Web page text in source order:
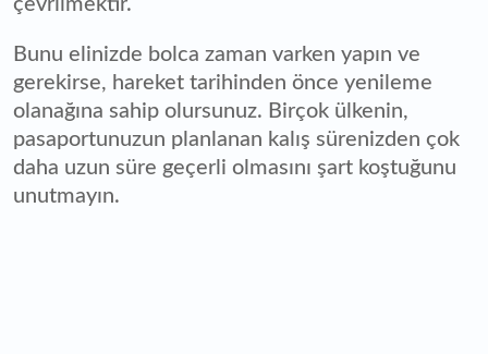
Bunu elinizde bolca zaman varken yapın ve
gerekirse, hareket tarihinden önce yenileme
olanağına sahip olursunuz. Birçok ülkenin,
pasaportunuzun planlanan kalış sürenizden çok
daha uzun süre geçerli olmasını şart koştuğunu
unutmayın.